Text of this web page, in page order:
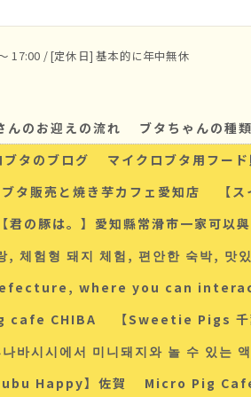
17:00 / [定休日] 基本的に年中無休
んのお迎えの流れ ブタちゃんの種
ブタのブログ マイクロブタ用フー
タ販売と焼き芋カフェ愛知店
【
【君の豚は。】愛知縣常滑市一家可以
, 체험형 돼지 체험, 편안한 숙박, 맛
where you can
cafe CHIBA
【Sweetie Pigs 千
시시에서 미니돼지와 놀 수 있는
Happy】佐賀 Micro Pig